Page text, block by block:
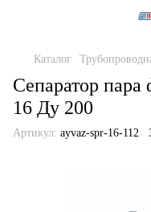
Каталог
Сепаратор пара
16 Ду 200
Артикул: ayvaz-spr-16-112